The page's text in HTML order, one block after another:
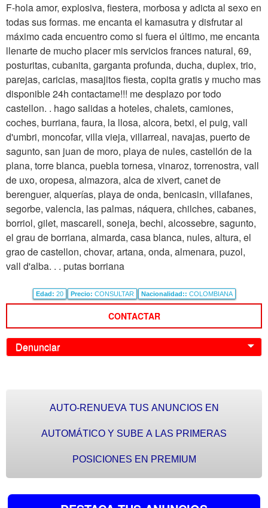
F-hola amor, explosiva, fiestera, morbosa y adicta al sexo en
todas sus formas. me encanta el kamasutra y disfrutar al
máximo cada encuentro como si fuera el último, me encanta
llenarte de mucho placer mis servicios frances natural, 69,
posturitas, cubanita, garganta profunda, ducha, duplex, trio,
parejas, caricias, masajitos fiesta, copita gratis y mucho mas
disponible 24h contactame!!! me desplazo por todo
castellon. . hago salidas a hoteles, chalets, camiones,
coches, burriana, faura, la llosa, alcora, betxi, el puig, vall
d'umbri, moncofar, villa vieja, villarreal, navajas, puerto de
sagunto, san juan de moro, playa de nules, castellón de la
plana, torre blanca, puebla tornesa, vinaroz, torrenostra, vall
de uxo, oropesa, almazora, alca de xivert, canet de
berenguer, alquerías, playa de onda, benicasin, villafanes,
segorbe, valencia, las palmas, náquera, chilches, cabanes,
borriol, gilet, mascarell, soneja, bechi, alcossebre, sagunto,
el grau de borriana, almarda, casa blanca, nules, altura, el
grao de castellon, chovar, artana, onda, almenara, puzol,
vall d'alba. . . putas borriana
Edad: 20 Precio: CONSULTAR Nacionalidad:: COLOMBIANA
CONTACTAR
Denunciar 0
AUTO-RENUEVA TUS ANUNCIOS EN
AUTOMÁTICO Y SUBE A LAS PRIMERAS
POSICIONES EN PREMIUM